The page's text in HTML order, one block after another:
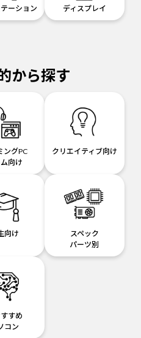
ーション ディスプレイ
から探す
ングPC
向け
クリエイティブ向け
向け
スペック
パーツ別
すめ
コン